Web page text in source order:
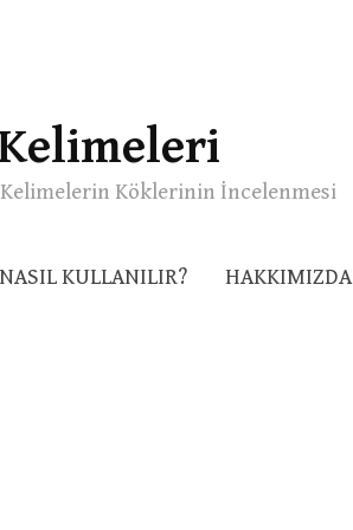
Kelimelerin Köklerinin İncelenmesi
NASIL KULLANILIR? HAKKIMIZDA